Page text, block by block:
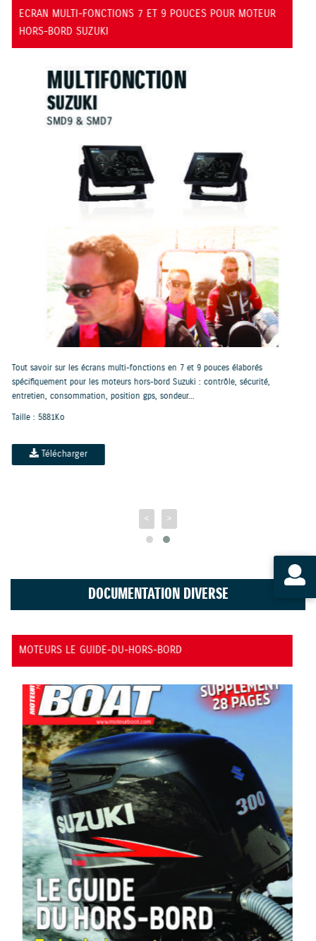
POUR MOTEUR
pouces élaborés
: contrôle, sécurité,
ECRAN MULTI-FONCTIONS 12 ET 16
Tout savoir sur les écrans multi-fonctions en 12 et
spécifiquement pour les moteurs hors-bord Suzuki
Taille : 8331Ko
< >
DOCUMENTATION DIVERSE
PROMOTION GAMME PORTABLE SUZUKI
PORTÉE DE MAIN